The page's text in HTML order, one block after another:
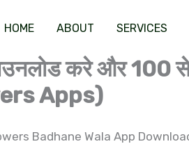
HOME ABOUT SERVICES
डाउनलोड करे और
Apps)
Badhane Wala App